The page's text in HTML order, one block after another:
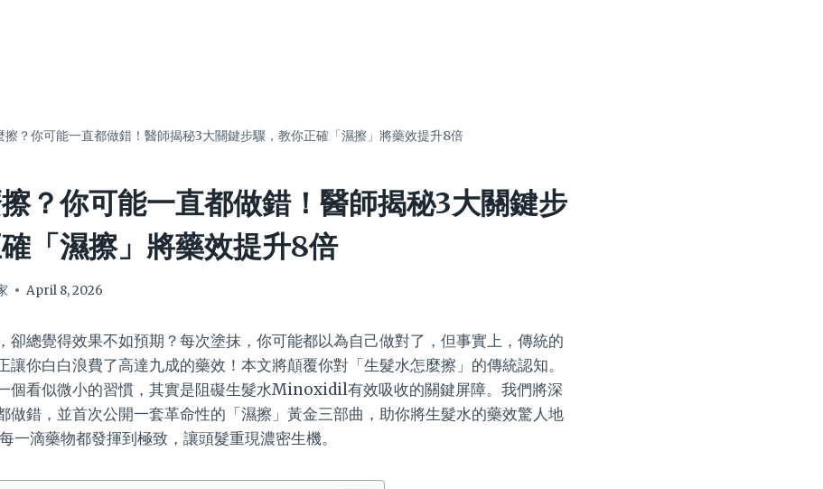
擦？你可能一直都做錯！醫師揭秘3大關鍵步驟，教你正確「濕擦」將藥效提升8倍
？你可能一直都做錯！醫師揭秘3大關鍵步
「濕擦」將藥效提升8倍
April 8, 2026
卻總覺得效果不如預期？每次塗抹，你可能都以為自己做對了，但事實上，傳統的
讓你白白浪費了高達九成的藥效！本文將顛覆你對「生髮水怎麼擦」的傳統認知。
個看似微小的習慣，其實是阻礙生髮水Minoxidil有效吸收的關鍵屏障。我們將深
做錯，並首次公開一套革命性的「濕擦」黃金三部曲，助你將生髮水的藥效驚人地
一滴藥物都發揮到極致，讓頭髮重現濃密生機。